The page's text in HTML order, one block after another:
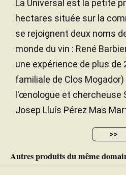
CLIMAT
La Universal est la petite
hectares située sur la
se rejoignent deux noms
monde du vin : René
une expérience de plus de
familiale de Clos
l'œnologue et chercheuse
Josep Lluís Pérez Mas
>>
Autres produits du même